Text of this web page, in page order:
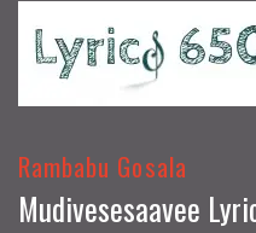
Rambabu Gosala
Mudivesesaavee